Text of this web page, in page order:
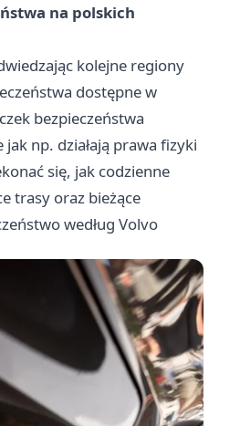
na polskich
kolejne regiony
dostępne w
bezpieczeństwa
np. działają prawa fizyki
się, jak codzienne
trasy oraz bieżące
według Volvo